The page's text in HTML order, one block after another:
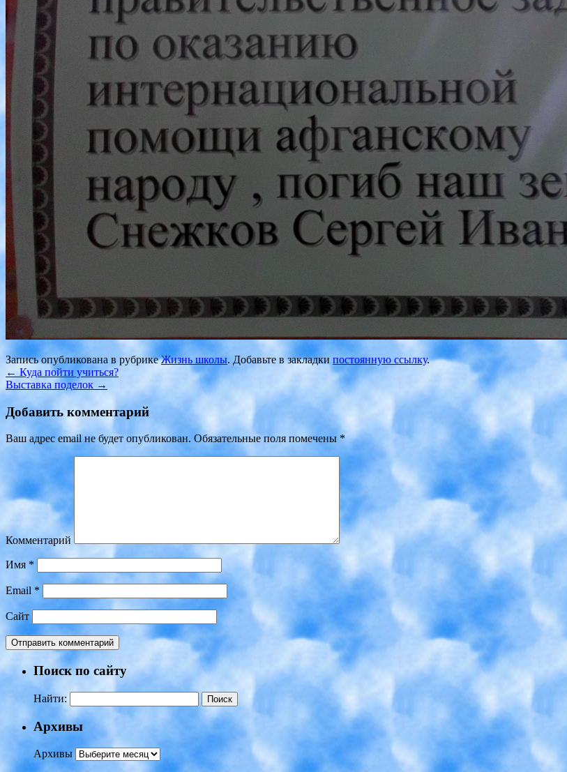
Запись опубликована в рубрикеЖизнь школы. Добавьте в закладки постоянную ссылку.
← Куда пойти учиться?
Выставка поделок →
Добавить комментарий
Ваш адрес email не будет опубликован. Обязательные поля помечены *
Комментарий
Имя *
Email *
Сайт
Поиск по сайту
Найти:
Архивы
Архивы